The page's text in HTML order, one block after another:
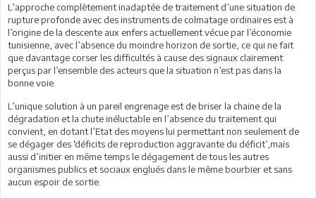
L’approche complètement inadaptée de traitement d’une situation de
rupture profonde avec des instruments de colmatage ordinaires est à
l’origine de la descente aux enfers actuellement vécue par l’économie
tunisienne, avec l’absence du moindre horizon de sortie, ce qui ne fait
que davantage corser les difficultés à cause des signaux clairement
perçus par l’ensemble des acteurs que la situation n’est pas dans la
bonne voie.
L’unique solution à un pareil engrenage est de briser la chaine de la
dégradation et la chute inéluctable en l’absence du traitement qui
convient, en dotant l’Etat des moyens lui permettant non seulement de
se dégager des ‘déficits de reproduction aggravante du déficit’,mais
aussi d’initier en même temps le dégagement de tous les autres
organismes publics et sociaux englués dans le même bourbier et sans
aucun espoir de sortie.